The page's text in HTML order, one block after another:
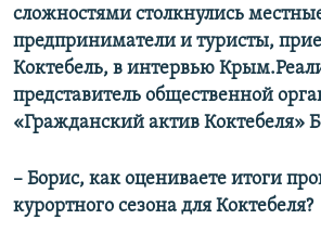
сложностями столкнулись
предприниматели и туристы,
Коктебель, в интервью
представитель общественной
«Гражданский актив Коктебеля»
– Борис, как оцениваете итоги
курортного сезона для Коктебеля?